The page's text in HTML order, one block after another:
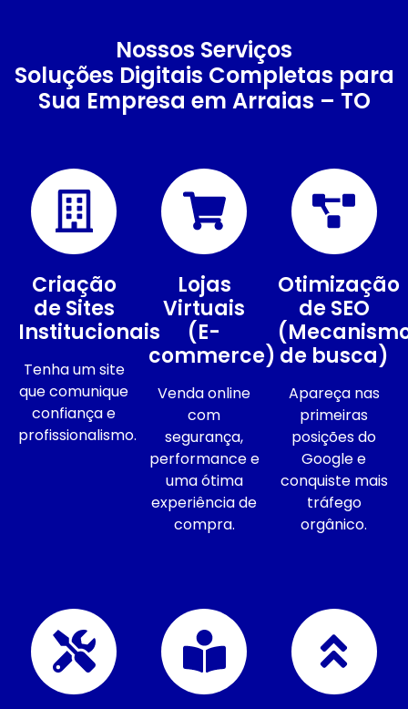
Nossos Serviços
Soluções Digitais Completas para
Sua Empresa em Arraias – TO
Criação
de Sites
Institucionais
Tenha um site
que comunique
confiança e
profissionalismo.
Lojas
Virtuais
(E-
commerce)
Venda online
com
segurança,
performance e
uma ótima
experiência de
compra.
Otimização
de SEO
de busca)
Apareça nas
primeiras
posições do
Google e
conquiste mais
tráfego
orgânico.